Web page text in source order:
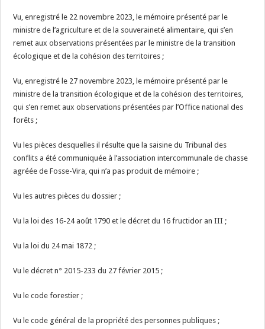
Vu, enregistré le 22 novembre 2023, le mémoire présenté par le
ministre de l’agriculture et de la souveraineté alimentaire, qui s’en
remet aux observations présentées par le ministre de la transition
écologique et de la cohésion des territoires ;
Vu, enregistré le 27 novembre 2023, le mémoire présenté par le
ministre de la transition écologique et de la cohésion des territoires,
qui s’en remet aux observations présentées par l’Office national des
forêts ;
Vu les pièces desquelles il résulte que la saisine du Tribunal des
conflits a été communiquée à l’association intercommunale de chasse
agréée de Fosse-Vira, qui n’a pas produit de mémoire ;
Vu les autres pièces du dossier ;
Vu la loi des 16-24 août 1790 et le décret du 16 fructidor an III ;
Vu la loi du 24 mai 1872 ;
Vu le décret n° 2015-233 du 27 février 2015 ;
Vu le code forestier ;
Vu le code général de la propriété des personnes publiques ;